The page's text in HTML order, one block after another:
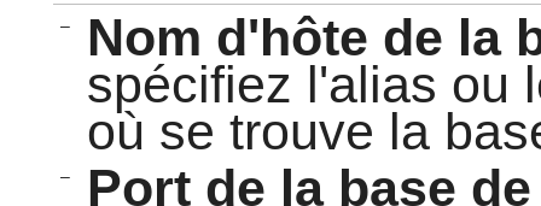
–
Nom d'hôte de la
spécifiez l'alias ou
où se trouve la
– Port de la base